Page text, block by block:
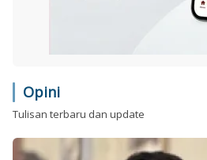
Opini
Tulisan terbaru dan update